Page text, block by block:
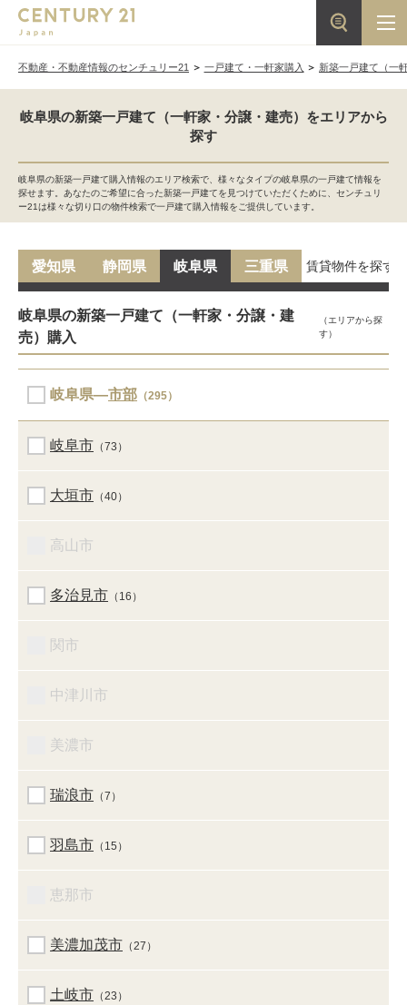
不動産・不動産情報のセンチュリー21 一戸建て・一軒家購入 新築一戸建て（一
岐阜県の新築一戸建て（一軒家・分譲・建売）をエリアから
探す
岐阜県の新築一戸建て購入情報のエリア検索で、様々なタイプの岐阜県の一戸建て情報を
探せます。あなたのご希望に合った新築一戸建てを見つけていただくために、センチュリ
ー21は様々な切り口の物件検索で一戸建て購入情報をご提供しています。
愛知県 静岡県 岐阜県 三重県 賃貸物件を探す
岐阜県の新築一戸建て（一軒家・分譲・建
売）購入
（エリアから探
す）
岐阜県―市部 （295）
岐阜市 （73）
大垣市 （40）
高山市
多治見市 （16）
関市
中津川市
美濃市
瑞浪市 （7）
羽島市 （15）
恵那市
美濃加茂市 （27）
土岐市 （23）